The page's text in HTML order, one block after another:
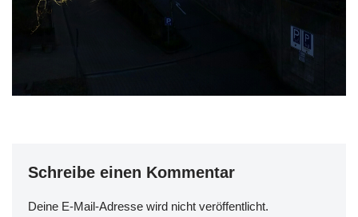
Schreibe einen Kommentar
Deine E-Mail-Adresse wird nicht veröffentlicht.